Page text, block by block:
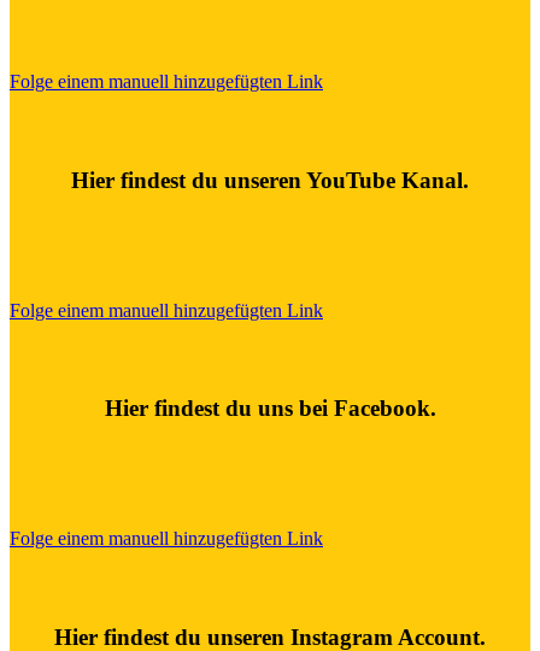
Folge einem manuell hinzugefügten Link
Hier findest du unseren YouTube Kanal.
Folge einem manuell hinzugefügten Link
Hier findest du uns bei Facebook.
Folge einem manuell hinzugefügten Link
Hier findest du unseren Instagram Account.